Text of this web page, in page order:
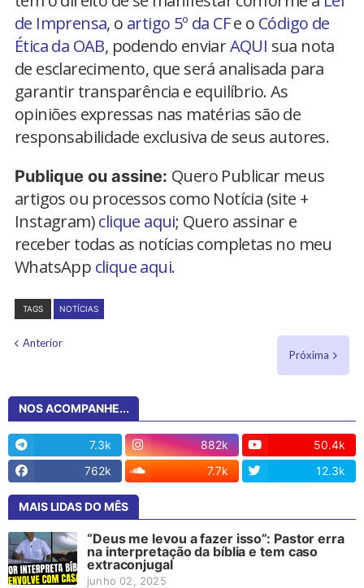
de Imprensa, o artigo 5º da CFe o Código de
Ética da OAB, podendo enviarAQUI sua nota
de esclarecimento, que será analisada para
garantir transparência e equilíbrio. As
opiniões expressas nas matérias são de
responsabilidade exclusiva de seus autores.
Publique ou assine: Quero Publicar meus
artigos ou processos como Notícia (site +
Instagram)clique aqui; Quero assinar e
receber todas as notícias completas no meu
WhatsApp clique aqui.
TAGS NOTÍCIAS
Anterior
Próxima
NOS ACOMPANHE...
7.3k 882k
50.4k
762k
7.7k 12.3k
MAIS LIDAS DO MÊS
“Deus me levou a fazer isso”: Pastor erra
na interpretação da bíblia e tem caso
extraconjugal
junho 02, 2025